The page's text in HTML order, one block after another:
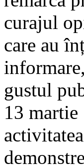
curajul
care au
gustul
13